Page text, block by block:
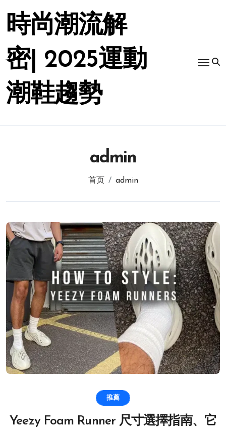
時尚潮流解
密| 2025運動
潮鞋趨勢
admin
首页 admin
推薦
Yeezy Foam Runner 尺寸選擇指南、它